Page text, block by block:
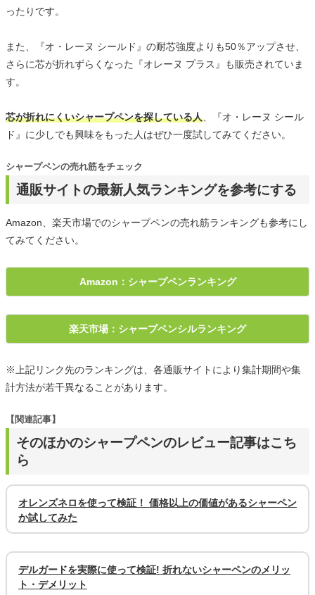
ったりです。
また、『オ・レーヌ シールド』の耐芯強度よりも50％アップさせ、
さらに芯が折れずらくなった『オレーヌ プラス』も販売されていま
す。
芯が折れにくいシャープペンを探している人 、『オ・レーヌ シール
ド』に少しでも興味をもった人はぜひ一度試してみてください。
通販サイトの最新人気ランキングを参考にする
シャープペンの売れ筋をチェック
Amazon、楽天市場でのシャープペンの売れ筋ランキングも参考にし
てみてください。
Amazon：シャープペンランキング
楽天市場：シャープペンシルランキング
※上記リンク先のランキングは、各通販サイトにより集計期間や集
計方法が若干異なることがあります。
そのほかのシャープペンのレビュー記事はこち
ら
【関連記事】
オレンズネロを使って検証！ 価格以上の価値があるシャーペン
か試してみた
デルガードを実際に使って検証! 折れないシャーペンのメリッ
ト・デメリット